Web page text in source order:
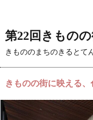
第22回きもの
きもののまちのきるとて
きものの街に映える